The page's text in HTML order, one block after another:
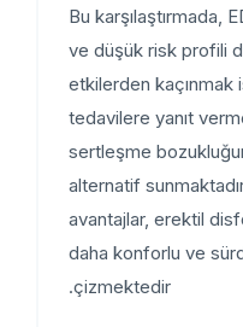
Bu
ve düşük risk
etkilerden
tedavilere
sertleşme
alternatif
avantajlar,
daha konforlu
çizmektedir.